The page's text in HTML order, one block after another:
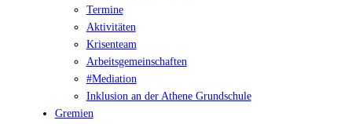
Termine
Aktivitäten
Krisenteam
Arbeitsgemeinschaften
#Mediation
Inklusion an der Athene Grundschule
Gremien